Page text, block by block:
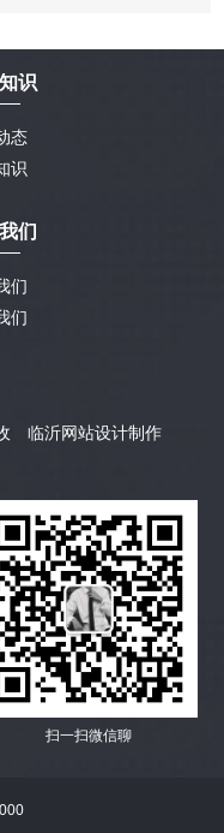
识
态
识
们
们
们
临沂网站设计制作
扫一扫微信聊